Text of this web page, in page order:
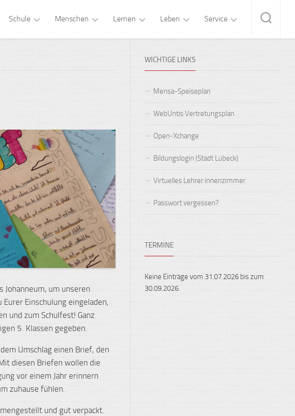
Schule
Gesunde
Schule
Digitale
Medien
Gebäude
Zeitsprünge
Menschen
Beratungsteam
Schüler:innenvertretung
Schulelternbeirat
Schulverein
Lernen
Forschen
Fremdsprachen
Wahlpflichtunterricht
Orientierung
Leben
„Brandt’s“
Betreuung
Arbeitsgemeinschaften
und
Konzertreisen
Feste,
Konzerte
Ausstellungen
Service
Pläne
Formulare
Handbuch
Johanneum, um unseren
Einschulung eingeladen,
und zum Schulfest! Ganz
5. Klassen gegeben.
Umschlag einen Brief, den
diesen Briefen wollen die
vor einem Jahr erinnern
zuhause fühlen.
und gut verpackt.
WICHTIGE LINKS
Mensa-Speiseplan
WebUntis Vertretungsplan
Open-Xchange
Bildungslogin (Stadt Lübeck)
Virtuelles Lehrer:innenzimmer
Passwort vergessen?
TERMINE
Keine Einträge vom 31.07.2026 bis zum
30.09.2026.